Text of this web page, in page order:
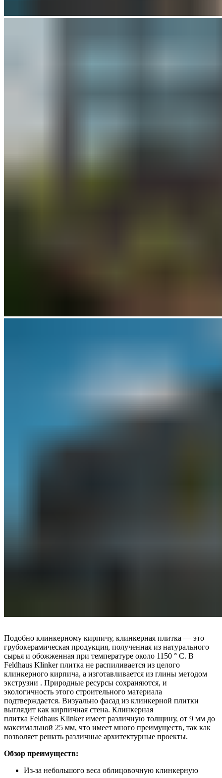
Подобно клинкерному кирпичу, клинкерная плитка — это
грубокерамическая продукция, полученная из натурального
сырья и обожженная при температуре около 1150 ° C. В
Feldhaus Klinker плитка не распиливается из целого
клинкерного кирпича, а изготавливается из глины методом
экструзии . Природные ресурсы сохраняются, и
экологичность этого строительного материала
подтверждается. Визуально фасад из клинкерной плитки
выглядит как кирпичная стена. Клинкерная
плитка Feldhaus Klinker имеет различную толщину, от 9 мм до
максимальной 25 мм, что имеет много преимуществ, так как
позволяет решать различные архитектурные проекты.
Обзор преимуществ:
Из-за небольшого веса облицовочную клинкерную